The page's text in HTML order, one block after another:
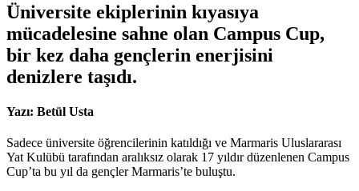
Üniversite ekiplerinin kıyasıya
mücadelesine sahne olan Campus Cup,
bir kez daha gençlerin enerjisini
denizlere taşıdı.
Yazı: Betül Usta
Sadece üniversite öğrencilerinin katıldığı ve Marmaris Uluslararası
Yat Kulübü tarafından aralıksız olarak 17 yıldır düzenlenen Campus
Cup’ta bu yıl da gençler Marmaris’te buluştu.